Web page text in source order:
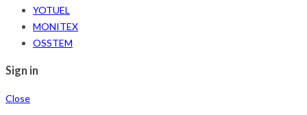
YOTUEL
MONITEX
OSSTEM
Sign in
Close